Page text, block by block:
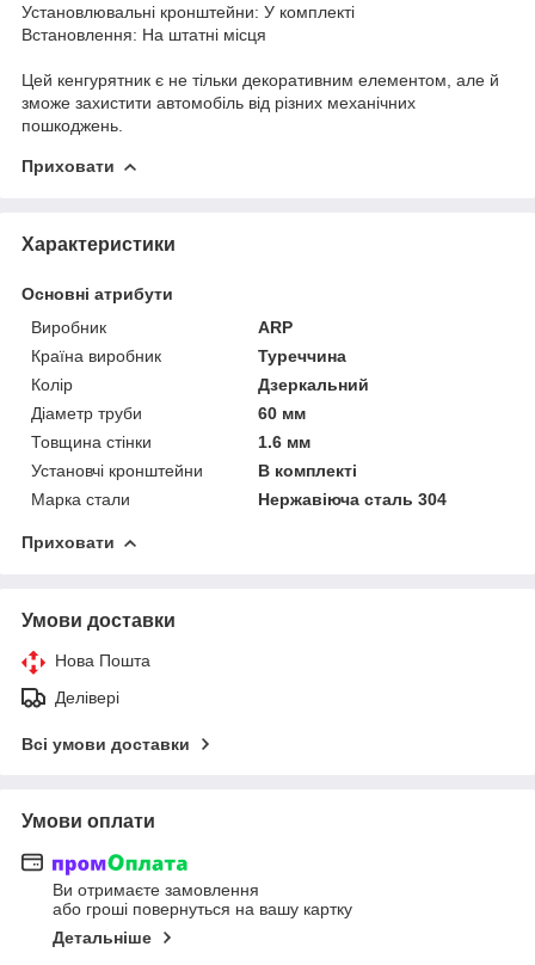
Установлювальні кронштейни: У комплекті
Встановлення: На штатні місця
Цей кенгурятник є не тільки декоративним елементом, але й
зможе захистити автомобіль від різних механічних
пошкоджень.
Приховати
Характеристики
Основні атрибути
Виробник
ARP
Країна виробник
Туреччина
Колір
Дзеркальний
Діаметр труби
60 мм
Товщина стінки
1.6 мм
Установчі кронштейни
В комплекті
Марка стали
Нержавіюча сталь 304
Приховати
Умови доставки
Нова Пошта
Делівері
Всі умови доставки
Умови оплати
Ви отримаєте замовлення
або гроші повернуться на вашу картку
Детальніше